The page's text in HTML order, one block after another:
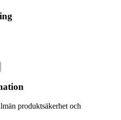
produktsäkerhet och